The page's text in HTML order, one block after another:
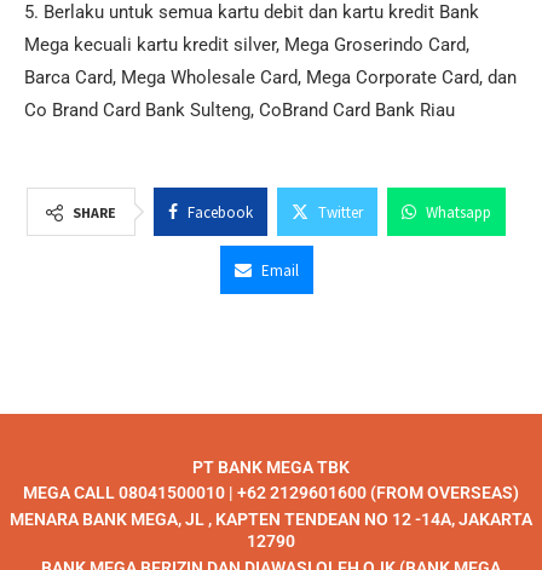
5. Berlaku untuk semua kartu debit dan kartu kredit Bank
Mega kecuali kartu kredit silver, Mega Groserindo Card,
Barca Card, Mega Wholesale Card, Mega Corporate Card, dan
Co Brand Card Bank Sulteng, CoBrand Card Bank Riau
SHARE Facebook Twitter Whatsapp
Email
PT BANK MEGA TBK
MEGA CALL 08041500010 | +62 2129601600 (FROM OVERSEAS)
MENARA BANK MEGA, JL , KAPTEN TENDEAN NO 12 -14A, JAKARTA
12790